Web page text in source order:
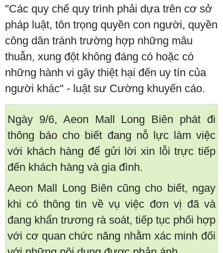
"Các quy chế quy trình phải dựa trên cơ sở
pháp luật, tôn trọng quyền con người, quyền
công dân tránh trường hợp những mâu
thuẫn, xung đột không đáng có hoặc có
những hành vi gây thiệt hại đến uy tín của
người khác" - luật sư Cường khuyến cáo.
Ngày 9/6, Aeon Mall Long Biên phát đi
thông báo cho biết đang nỗ lực làm việc
với khách hàng để gửi lời xin lỗi trực tiếp
đến khách hàng và gia đình.
Aeon Mall Long Biên cũng cho biết, ngay
khi có thông tin về vụ việc đơn vị đã và
đang khẩn trương rà soát, tiếp tục phối hợp
với cơ quan chức năng nhằm xác minh đối